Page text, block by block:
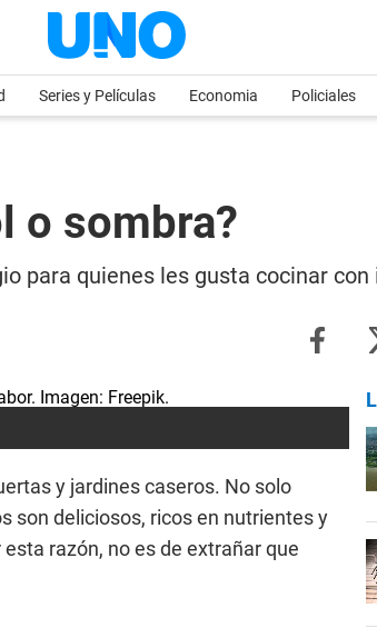
Series y Películas Economia Policiales
o sombra?
para quienes les gusta cocinar
y jardines caseros. No solo
son deliciosos, ricos en nutrientes y
razón, no es de extrañar que